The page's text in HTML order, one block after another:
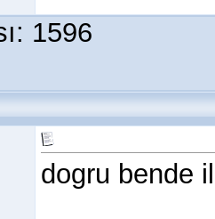
1596
dogru bende